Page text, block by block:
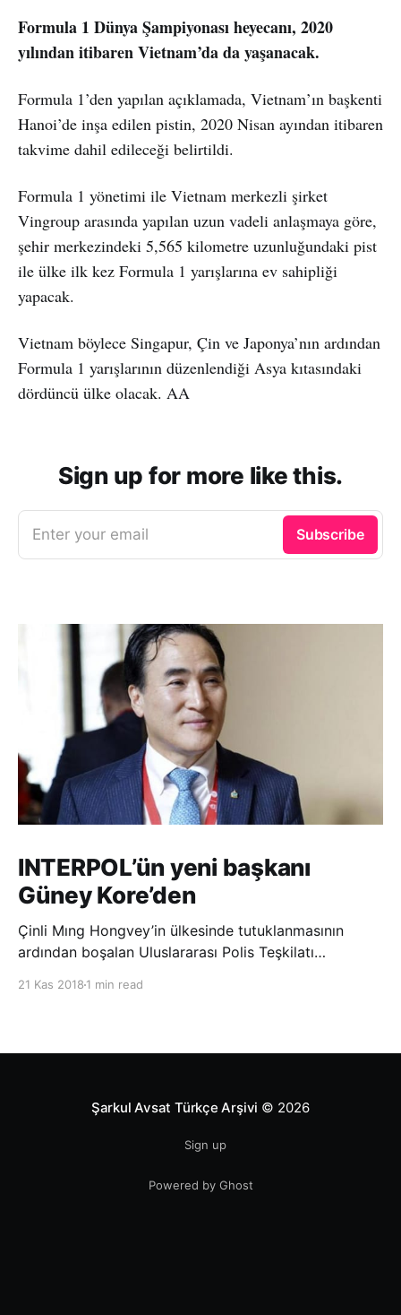
Formula 1 Dünya Şampiyonası heyecanı, 2020
yılından itibaren Vietnam’da da yaşanacak.
Formula 1’den yapılan açıklamada, Vietnam’ın başkenti
Hanoi’de inşa edilen pistin, 2020 Nisan ayından itibaren
takvime dahil edileceği belirtildi.
Formula 1 yönetimi ile Vietnam merkezli şirket
Vingroup arasında yapılan uzun vadeli anlaşmaya göre,
şehir merkezindeki 5,565 kilometre uzunluğundaki pist
ile ülke ilk kez Formula 1 yarışlarına ev sahipliği
yapacak.
Vietnam böylece Singapur, Çin ve Japonya’nın ardından
Formula 1 yarışlarının düzenlendiği Asya kıtasındaki
dördüncü ülke olacak. AA
Sign up for more like this.
Enter your email Subscribe
INTERPOL’ün yeni başkanı
Güney Kore’den
Çinli Mıng Hongvey’in ülkesinde tutuklanmasının
ardından boşalan Uluslararası Polis Teşkilatı
21 Kas 2018 1 min read
Şarkul Avsat Türkçe Arşivi © 2026
Sign up
Powered by Ghost